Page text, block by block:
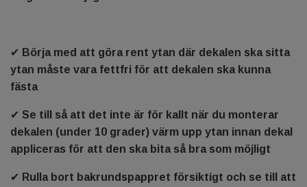
✔ Börja med att göra rent ytan där dekalen ska sitta
ytan måste vara fettfri för att dekalen ska kunna
fästa
✔ Se till så att det inte är för kallt när du monterar
dekalen (under 10 grader) värm upp ytan innan dekal
appliceras för att den ska bita så bra som möjligt
✔ Rulla bort bakrundspappret försiktigt och se till att